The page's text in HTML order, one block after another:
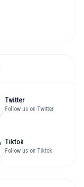
Twitter
Follow us on Twitter
Tiktok
Follow us on Tiktok